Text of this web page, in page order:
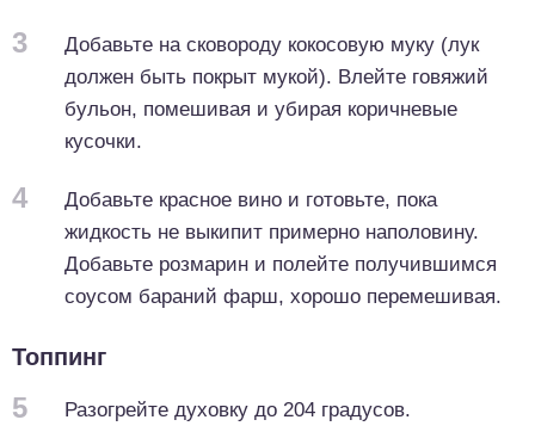
3
Добавьте на сковороду кокосовую муку (лук
должен быть покрыт мукой). Влейте говяжий
бульон, помешивая и убирая коричневые
кусочки.
4
Добавьте красное вино и готовьте, пока
жидкость не выкипит примерно наполовину.
Добавьте розмарин и полейте получившимся
соусом бараний фарш, хорошо перемешивая.
Топпинг
5 Разогрейте духовку до 204 градусов.